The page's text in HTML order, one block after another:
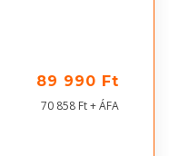
89 990 Ft
70 858 Ft + ÁFA